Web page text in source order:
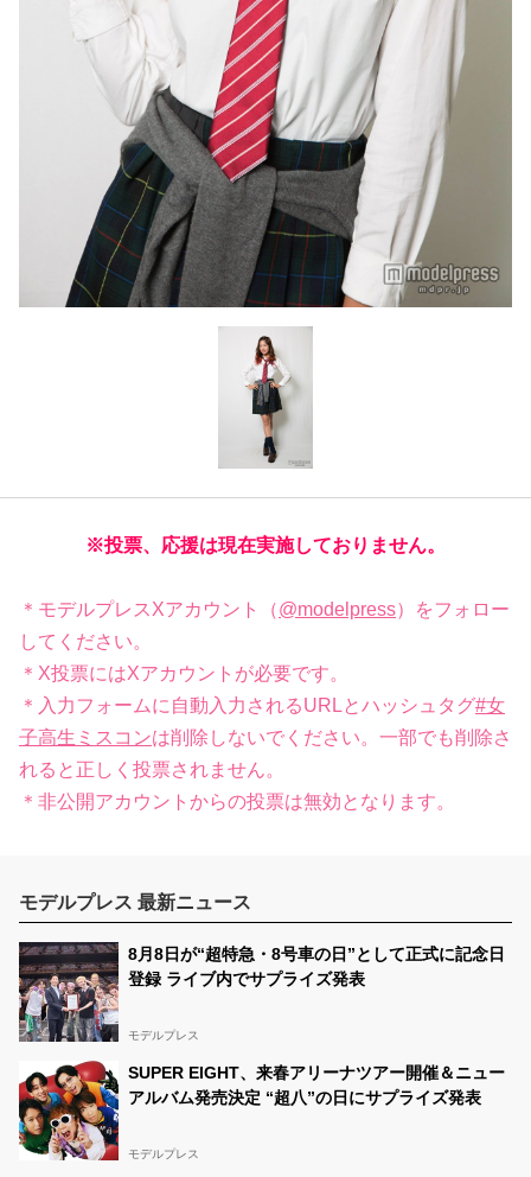
※投票、応援は現在実施しておりません。
＊モデルプレスXアカウント（@modelpress）をフォロー
してください。
＊X投票にはXアカウントが必要です。
＊入力フォームに自動入力されるURLとハッシュタグ#女
子高生ミスコンは削除しないでください。一部でも削除さ
れると正しく投票されません。
＊非公開アカウントからの投票は無効となります。
モデルプレス 最新ニュース
8月8日が“超特急・8号車の日”として正式に記念日
登録 ライブ内でサプライズ発表
モデルプレス
SUPER EIGHT、来春アリーナツアー開催＆ニュー
アルバム発売決定 “超八”の日にサプライズ発表
モデルプレス